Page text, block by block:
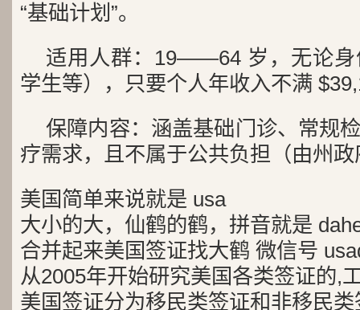
“基础计划”。
适用人群：19——64 岁，无论身
学生等），只要个人年收入不满
保障内容：涵盖基础门诊、常规
疗需求，且不属于公共负担（由州
美国简单来说就是 usa
大小的大，仙鹤的鹤，拼音就是
合并起来美国签证找大鹤 微信号
从2005年开始研究美国各类签证的,
美国签证分为移民类签证和非移民